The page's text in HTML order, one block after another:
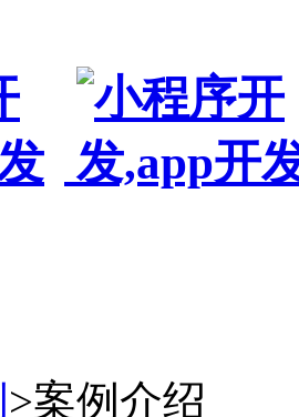
>案例介绍